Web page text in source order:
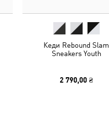
Кеди Rebound Slam
Sneakers Youth
2 790,00 ₴